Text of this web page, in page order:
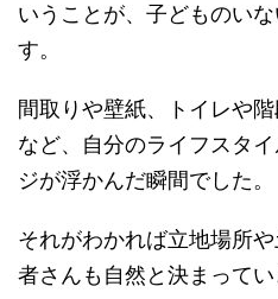
いうことが、子どものい
す。
間取りや壁紙、トイレや
など、自分のライフスタ
ジが浮かんだ瞬間でした。
それがわかれば立地場所
者さんも自然と決まってい